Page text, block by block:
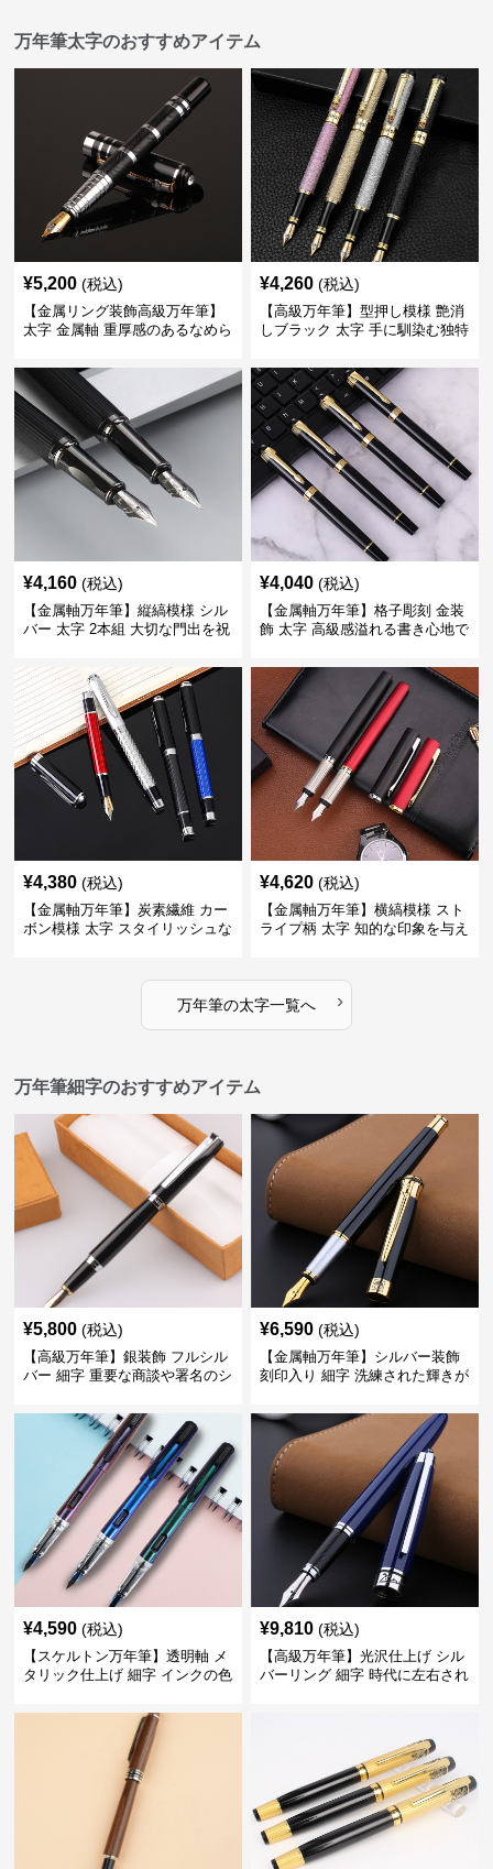
万年筆太字のおすすめアイテム
¥5,200 (税込)
【金属リング装飾高級万年筆】
太字 金属軸 重厚感のあるなめら
きに最適
¥4,260 (税込)
【高級万年筆】型押し模様 艶消
しブラック 太字 手に馴染む独特
くい
¥4,160 (税込)
【金属軸万年筆】縦縞模様 シル
バー 太字 2本組 大切な門出を祝
ト
¥4,040 (税込)
【金属軸万年筆】格子彫刻 金装
飾 太字 高級感溢れる書き心地で
¥4,380 (税込)
【金属軸万年筆】炭素繊維 カー
ボン模様 太字 スタイリッシュな
¥4,620 (税込)
【金属軸万年筆】横縞模様 スト
ライプ柄 太字 知的な印象を与え
万年筆の太字一覧へ ›
万年筆細字のおすすめアイテム
¥5,800 (税込)
【高級万年筆】銀装飾 フルシル
バー 細字 重要な商談や署名のシ
てくれる
¥6,590 (税込)
【金属軸万年筆】シルバー装飾
刻印入り 細字 洗練された輝きが
¥4,590 (税込)
【スケルトン万年筆】透明軸 メ
タリック仕上げ 細字 インクの色
する
¥9,810 (税込)
【高級万年筆】光沢仕上げ シル
バーリング 細字 時代に左右され